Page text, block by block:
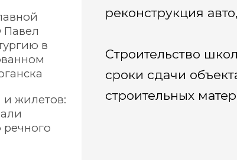
реконструкция
Строительство
сроки сдачи
строительных
в
и жилетов:
речного